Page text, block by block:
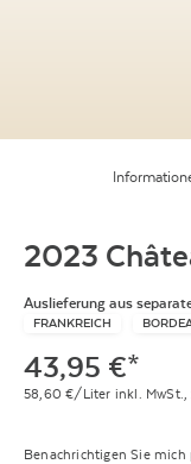
2023
Auslieferung aus
FRANKREICH
43,95 €*
58,60 €/Liter inkl. MwSt.,
Benachrichtigen Sie